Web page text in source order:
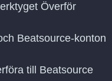
Överför
Beatsource-konton
till Beatsource